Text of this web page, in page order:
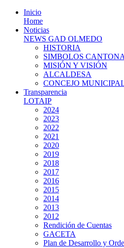
Inicio
Home
Noticias
NEWS GAD OLMEDO
HISTORIA
SIMBOLOS
MISIÓN Y VISIÓN
ALCALDESA
CONCEJO
Transparencia
LOTAIP
2024
2023
2022
2021
2020
2019
2018
2017
2016
2015
2014
2013
2012
Rendición de Cuentas
GACETA
Plan de Desarrollo y